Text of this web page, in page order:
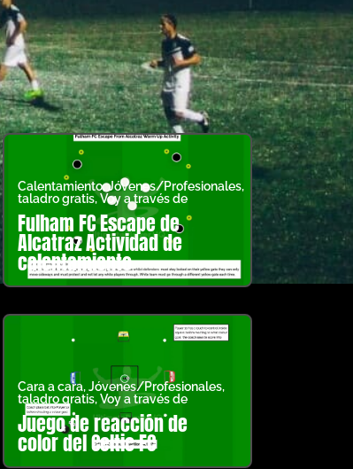
Calentamiento,Jóvenes/Profesionales,
taladro gratis,Voy a través de
Fulham FC Escape de
Alcatraz Actividad de
calentamiento
Cara a cara,Jóvenes/Profesionales,
taladro gratis,Voy a través de
Juego de reacción de
color del Celtic FC